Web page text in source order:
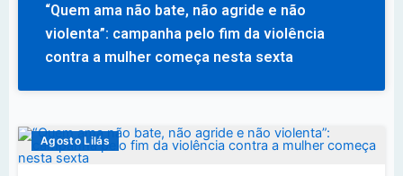
“Quem ama não bate, não agride e não
violenta”: campanha pelo fim da violência
contra a mulher começa nesta sexta
Agosto Lilás